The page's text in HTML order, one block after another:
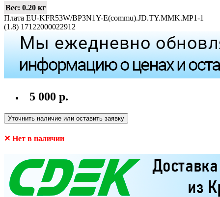
Вес: 0.20 кг
Плата EU-KFR53W/BP3N1Y-E(commu).JD.TY.MMK.MP1-1
(1.8) 17122000022912
5 000 р.
Уточнить наличие или оставить заявку
✕ Нет в наличии